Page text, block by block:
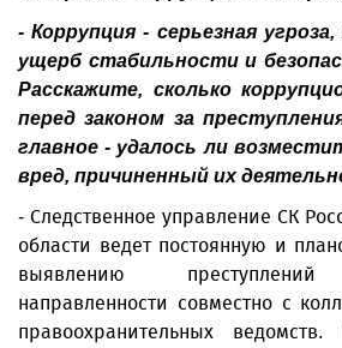
- Коррупция - серьезная
ущерб стабильности и
Расскажите, сколько
перед законом за
главное - удалось ли
вред, причиненный их
- Следственное управление СК
области ведет постоянную и
выявлению преступлений
направленности совместно с
правоохранительных